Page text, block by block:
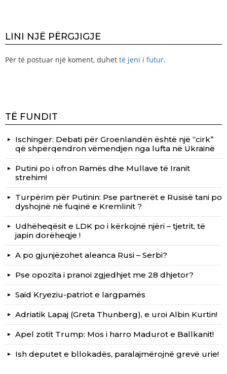
LINI NJË PËRGJIGJE
Për të postuar një koment, duhet të jeni i futur.
TË FUNDIT
Ischinger: Debati për Groenlandën është një “cirk”
që shpërqendron vëmendjen nga lufta në Ukrainë
Putini po i ofron Ramës dhe Mullave të Iranit
strehim!
Turpërim për Putinin: Pse partnerët e Rusisë tani po
dyshojnë në fuqinë e Kremlinit ?
Udhëheqësit e LDK po i kërkojnë njëri – tjetrit, të
japin dorëheqje !
A po gjunjëzohet aleanca Rusi – Serbi?
Pse opozita i pranoi zgjedhjet me 28 dhjetor?
Said Kryeziu-patriot e largpamës
Adriatik Lapaj (Greta Thunberg), e uroi Albin Kurtin!
Apel zotit Trump: Mos i harro Madurot e Ballkanit!
Ish deputet e bllokadës, paralajmërojnë grevë urie!